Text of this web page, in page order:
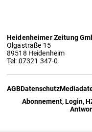
Heidenheimer Zeitung
Olgastraße 15
89518 Heidenheim
Tel: 07321 347-0
AGBDatenschutz
Abonnement, Login,